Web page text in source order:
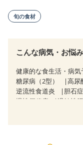
旬の食材
こんな病気・お悩
健康的な食生活・病気
糖尿病（2型）
高尿
逆流性食道炎
胆石症
慢性便秘症
過敏性